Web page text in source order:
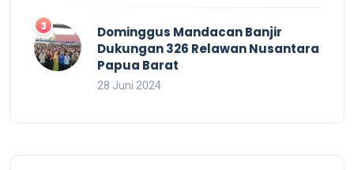
Dominggus Mandacan Banjir
Dukungan 326 Relawan Nusantara
Papua Barat
28 Juni 2024